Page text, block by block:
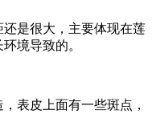
是很大，主要体现在莲
境导致的。
表皮上面有一些斑点，